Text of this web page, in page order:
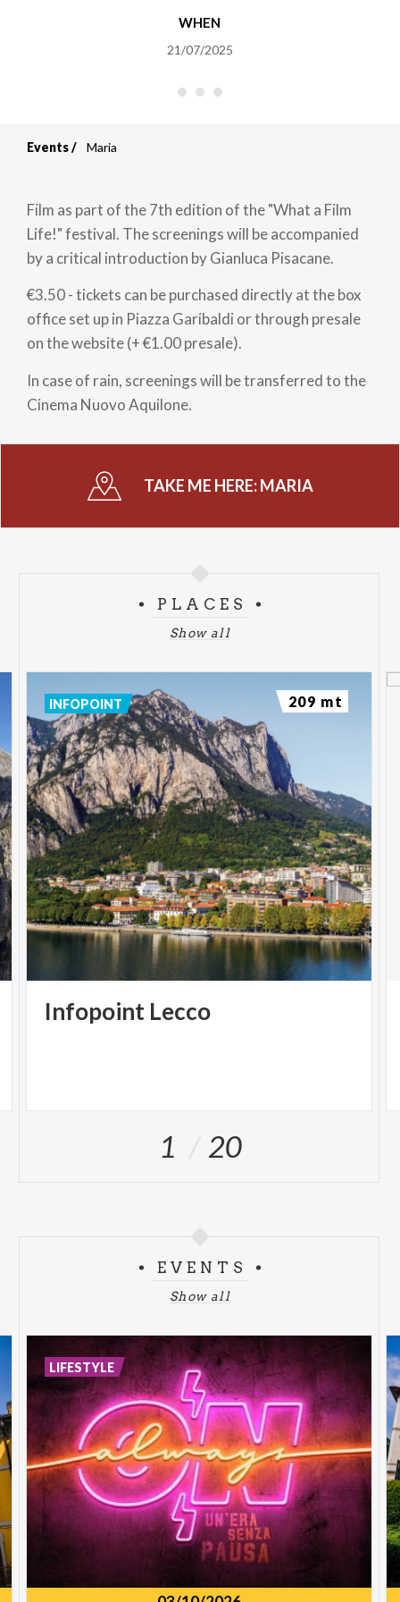
WHEN
21/07/2025
Events Maria
Film as part of the 7th edition of the "What a Film
Life!" festival. The screenings will be accompanied
by a critical introduction by Gianluca Pisacane.
€3.50 - tickets can be purchased directly at the box
office set up in Piazza Garibaldi or through presale
on the website (+ €1.00 presale).
In case of rain, screenings will be transferred to the
Cinema Nuovo Aquilone.
TAKE ME HERE:MARIA
PLACES
Show all
Infopoint Lecco
INFOPOINT 209 mt
1 20
EVENTS
Show all
LIFESTYLE